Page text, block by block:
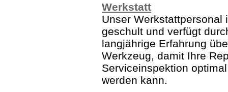
Werkstatt
Unser Werkstattpersonal
geschult und verfügt
langjährige Erfahrung
Werkzeug, damit Ihre
Serviceinspektion
werden kann.